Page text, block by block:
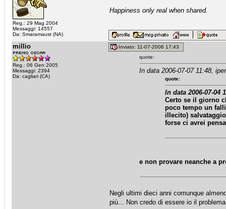
Reg.: 29 Mag 2004
Messaggi: 14557
Da: Smaramaust (NA)
Happiness only real when shared.
millio
Reg.: 06 Gen 2005
Messaggi: 2394
Da: cagliari (CA)
Inviato: 11-07-2006 17:43
quote:
In data 2006-07-07 11:48,
quote:
In data 2006-07-04
Certo se il giorno
poco tempo un
illecito)
forse ci avrei
e non provare neanche a
Negli ultimi dieci anni comunque
più... Non credo di essere io il